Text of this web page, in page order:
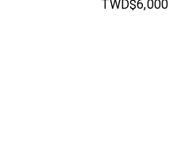
TWD$6,000